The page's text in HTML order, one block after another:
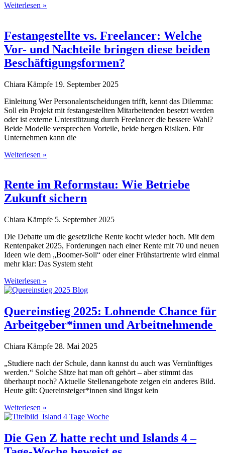
Weiterlesen »
Festangestellte vs. Freelancer: Welche
Vor- und Nachteile bringen diese beiden
Beschäftigungsformen?
Chiara Kämpfe 19. September 2025
Einleitung Wer Personalentscheidungen trifft, kennt das Dilemma:
Soll ein Projekt mit festangestellten Mitarbeitenden besetzt werden
oder ist externe Unterstützung durch Freelancer die bessere Wahl?
Beide Modelle versprechen Vorteile, beide bergen Risiken. Für
Unternehmen kann die
Weiterlesen »
Rente im Reformstau: Wie Betriebe
Zukunft sichern
Chiara Kämpfe 5. September 2025
Die Debatte um die gesetzliche Rente kocht wieder hoch. Mit dem
Rentenpaket 2025, Forderungen nach einer Rente mit 70 und neuen
Ideen wie dem „Boomer-Soli“ oder einer Frühstartrente wird einmal
mehr klar: Das System steht
Weiterlesen »
Quereinstieg 2025: Lohnende Chance für
Arbeitgeber*innen und Arbeitnehmende
Chiara Kämpfe 28. Mai 2025
„Studiere nach der Schule, dann kannst du auch was Vernünftiges
werden.“ Solche Sätze hat man oft gehört – aber stimmt das
überhaupt noch? Aktuelle Stellenangebote zeigen ein anderes Bild.
Heute gilt: Quereinsteiger*innen sind längst kein
Weiterlesen »
Die Gen Z hatte recht und Islands 4 –